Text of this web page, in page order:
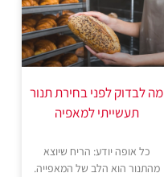
מה לבדוק לפני בחירת תנור
תעשייתי למאפיה
כל אופה יודע: הריח שיוצא
מהתנור הוא הלב של המאפייה.